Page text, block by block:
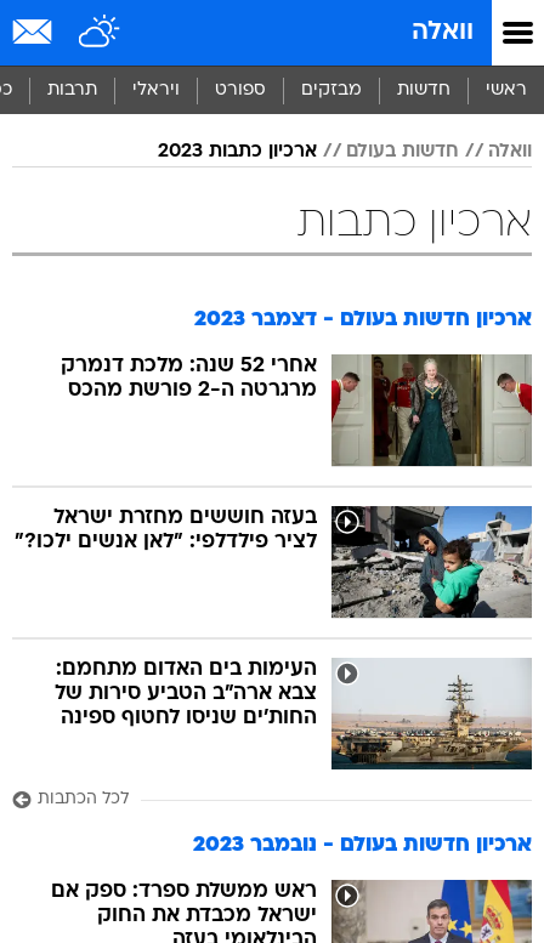
וואלה
ראשי חדשות מבזקים ספורט ויראלי תרבות
וואלה חדשות בעולם ארכיון כתבות 2023
ארכיון כתבות
ארכיון חדשות בעולם - דצמבר 2023
אחרי 52 שנה: מלכת דנמרק
מרגרטה ה-2 פורשת מהכס
בעזה חוששים מחזרת ישראל
לציר פילדלפי: "לאן אנשים ילכו?"
העימות בים האדום מתחמם:
צבא ארה"ב הטביע סירות של
החות'ים שניסו לחטוף ספינה
לכל הכתבות
ארכיון חדשות בעולם - נובמבר 2023
ראש ממשלת ספרד: ספק אם
ישראל מכבדת את החוק